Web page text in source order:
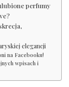
perfumy
elegancji
na Facebooku!
wpisach i